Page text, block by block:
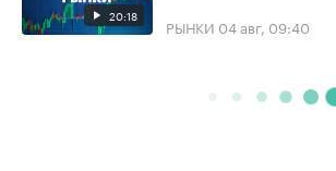
20:18 РЫНКИ 04 авг, 09:40